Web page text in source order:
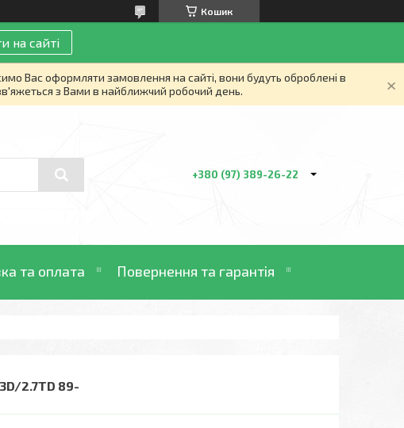
Кошик
на сайті
Вас оформляти замовлення на сайті, вони будуть оброблені в
з Вами в найближчий робочий день.
+380 (97) 389-26-22
та оплата Повернення та гарантія
2.7TD 89-